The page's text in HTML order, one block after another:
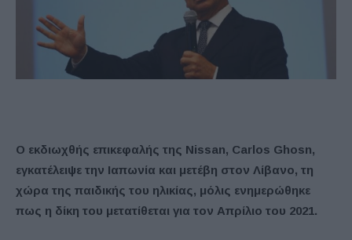
Ο εκδιωχθής επικεφαλής της Nissan, Carlos Ghosn,
εγκατέλειψε την Ιαπωνία και μετέβη στον Λίβανο, τη
χώρα της παιδικής του ηλικίας, μόλις ενημερώθηκε
πως η δίκη του μετατίθεται για τον Απρίλιο του 2021.